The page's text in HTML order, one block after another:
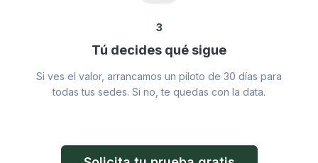
3
Tú decides qué sigue
Si ves el valor, arrancamos un piloto de 30 días para
todas tus sedes. Si no, te quedas con la data.